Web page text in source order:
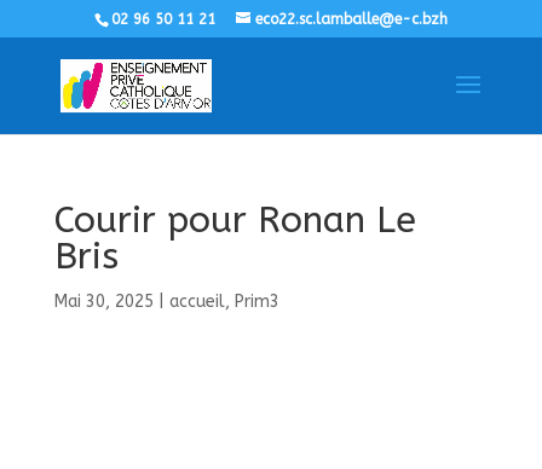
02 96 50 11 21 eco22.sc.lamballe@e-c.bzh
Courir pour Ronan Le
Bris
Mai 30, 2025 accueil, Prim3